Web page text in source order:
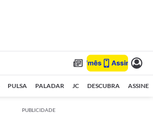
PULSA PALADAR JC DESCUBRA ASSINE
PUBLICIDADE